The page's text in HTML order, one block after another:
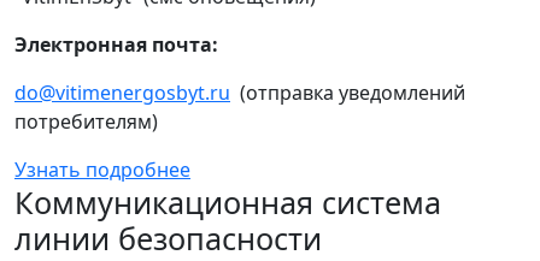
Электронная почта:
do@vitimenergosbyt.ru (отправка уведомлений
потребителям)
Узнать подробнее
Коммуникационная система
линии безопасности